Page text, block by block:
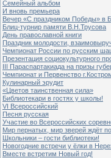
Семейный альбом
И вновь премьера
Вечер «С праздником Победы»
Блиц-турнир памяти В.Н.Трусова
День православной книги
Праздник молодости,
Чемпионат России по русским
Презентация социокультурного
III Параспартакиада на призы
Чемпионат и Первенство
Кулинарный эрудит
«Цветов таинственная сила»
Библиотекари в гостях у школы!
VI Всероссийский
Песня русская
Участие во Всероссийских
Мир пернатых, мир зверей ждёт
Школьники – гости библиотеки!
Новогодние встречи у ёлки в
Вместе встретим Новый год!